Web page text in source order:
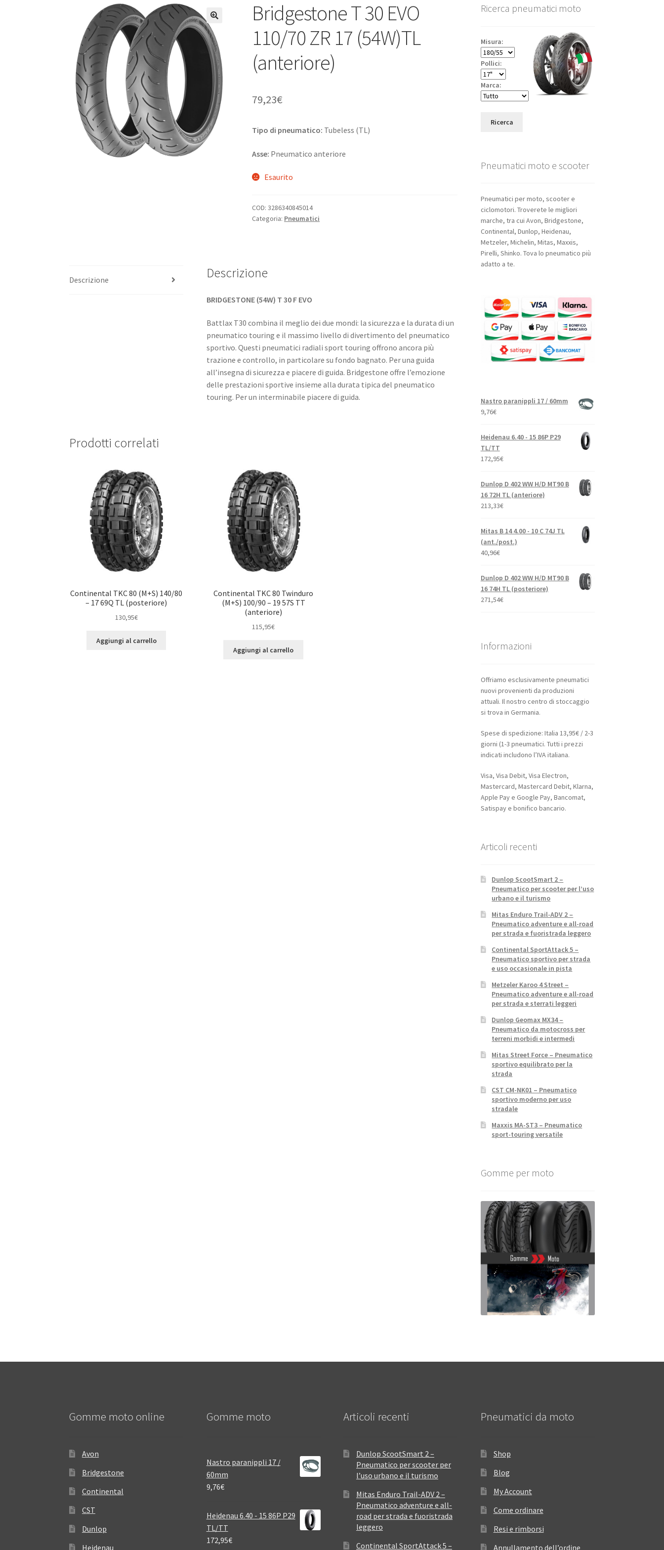
Bridgestone T 30 EVO
110/70 ZR 17 (54W)TL
(anteriore)
79,23€
Tipo di pneumatico: Tubeless (TL)
Asse: Pneumatico anteriore
Esaurito
COD:3286340845014
Categoria: Pneumatici
Descrizione Descrizione
BRIDGESTONE (54W) T 30 F EVO
Battlax T30 combina il meglio dei due mondi: la sicurezza e la durata di un
pneumatico touring e il massimo livello di divertimento del pneumatico
sportivo. Questi pneumatici radiali sport touring offrono ancora più
trazione e controllo, in particolare su fondo bagnato. Per una guida
all’insegna di sicurezza e piacere di guida. Bridgestone offre l’emozione
delle prestazioni sportive insieme alla durata tipica del pneumatico
touring. Per un interminabile piacere di guida.
Prodotti correlati
Continental TKC 80 (M+S) 140/80
– 17 69Q TL (posteriore)
130,95€
Aggiungi al carrello
Continental TKC 80 Twinduro
(M+S) 100/90 – 19 57S TT
(anteriore)
115,95€
Aggiungi al carrello
Ricerca pneumatici moto
Misura:
Pollici:
Marca:
Ricerca
Pneumatici moto e scooter
Pneumatici per moto, scooter e
ciclomotori. Troverete le migliori
marche, tra cui Avon, Bridgestone,
Continental, Dunlop, Heidenau,
Metzeler, Michelin, Mitas, Maxxis,
Pirelli, Shinko. Tova lo pneumatico più
adatto a te.
Nastro paranippli 17 / 60mm
9,76€
Heidenau 6.40 - 15 86P P29
TL/TT
172,95€
Dunlop D 402 WW H/D MT90 B
16 72H TL (anteriore)
213,33€
Mitas B 14 4.00 - 10 C 74J TL
(ant./post.)
40,96€
Dunlop D 402 WW H/D MT90 B
16 74H TL (posteriore)
271,54€
Informazioni
Offriamo esclusivamente pneumatici
nuovi provenienti da produzioni
attuali. Il nostro centro di stoccaggio
si trova in Germania.
Spese di spedizione: Italia 13,95€ / 2-3
giorni (1-3 pneumatici. Tutti i prezzi
indicati includono l’IVA italiana.
Visa, Visa Debit, Visa Electron,
Mastercard, Mastercard Debit, Klarna,
Apple Pay e Google Pay, Bancomat,
Satispay e bonifico bancario.
Articoli recenti
Dunlop ScootSmart 2 –
Pneumatico per scooter per l’uso
urbano e il turismo
Mitas Enduro Trail-ADV 2 –
Pneumatico adventure e all-road
per strada e fuoristrada leggero
Continental SportAttack 5 –
Pneumatico sportivo per strada
e uso occasionale in pista
Metzeler Karoo 4 Street –
Pneumatico adventure e all-road
per strada e sterrati leggeri
Dunlop Geomax MX34 –
Pneumatico da motocross per
terreni morbidi e intermedi
Mitas Street Force – Pneumatico
sportivo equilibrato per la
strada
CST CM-NK01 – Pneumatico
sportivo moderno per uso
stradale
Maxxis MA-ST3 – Pneumatico
sport-touring versatile
Gomme per moto
Gomme moto online
Avon
Bridgestone
Continental
CST
Dunlop
Heidenau
Gomme moto
Nastro paranippli 17 /
60mm
9,76€
Heidenau 6.40 - 15 86P P29
TL/TT
172,95€
Articoli recenti
Dunlop ScootSmart 2 –
Pneumatico per scooter per
l’uso urbano e il turismo
Mitas Enduro Trail-ADV 2 –
Pneumatico adventure e all-
road per strada e fuoristrada
leggero
Continental SportAttack 5 –
Pneumatici da moto
Shop
Blog
My Account
Come ordinare
Resi e rimborsi
Annullamento dell’ordine